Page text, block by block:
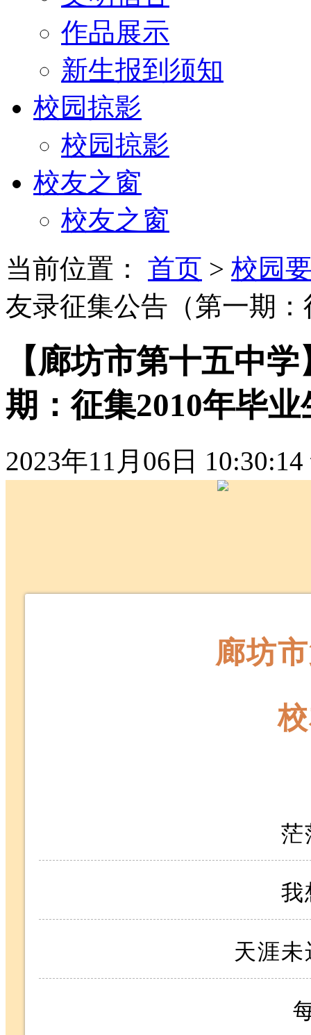
作品展示
新生报到须知
校园掠影
校园掠影
校友之窗
校友之窗
当前位置： 首页 > 校园
友录征集公告（第一期
【廊坊市第十五中
期：征集2010年毕
2023年11月06日 10:30:14
廊坊
茫
我
天涯